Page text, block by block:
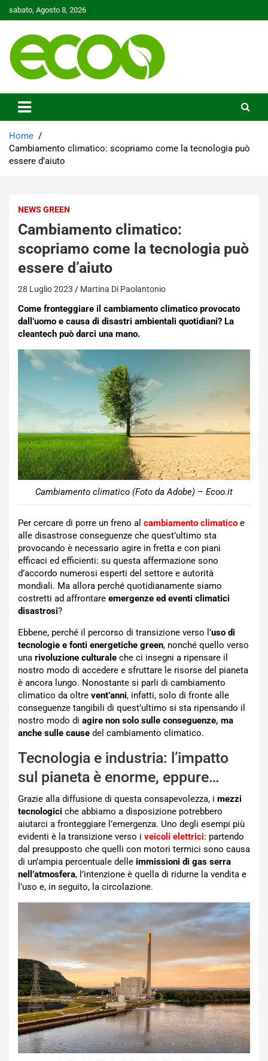
to
sabato, Agosto 8, 2026
Ecoo.it
Home
Cambiamento climatico: scopriamo come la tecnologia può
essere d’aiuto
NEWS GREEN
Cambiamento climatico:
scopriamo come la tecnologia può
essere d’aiuto
28 Luglio 2023 Martina Di Paolantonio
Come fronteggiare il cambiamento climatico provocato
dall’uomo e causa di disastri ambientali quotidiani? La
cleantech può darci una mano.
Cambiamento climatico (Foto da Adobe) – Ecoo.it
Per cercare di porre un freno al cambiamento climatico e
alle disastrose conseguenze che quest’ultimo sta
provocando è necessario agire in fretta e con piani
efficaci ed efficienti: su questa affermazione sono
d’accordo numerosi esperti del settore e autorità
mondiali. Ma allora perché quotidianamente siamo
costretti ad affrontare emergenze ed eventi climatici
disastrosi?
Ebbene, perché il percorso di transizione verso l’uso di
tecnologie e fonti energetiche green, nonché quello verso
una rivoluzione culturale che ci insegni a ripensare il
nostro modo di accedere e sfruttare le risorse del pianeta
è ancora lungo. Nonostante si parli di cambiamento
climatico da oltre vent’anni, infatti, solo di fronte alle
conseguenze tangibili di quest’ultimo si sta ripensando il
nostro modo di agire non solo sulle conseguenze, ma
anche sulle cause del cambiamento climatico.
Tecnologia e industria: l’impatto
sul pianeta è enorme, eppure…
Grazie alla diffusione di questa consapevolezza, i mezzi
tecnologici che abbiamo a disposizione potrebbero
aiutarci a fronteggiare l’emergenza. Uno degli esempi più
evidenti è la transizione verso i veicoli elettrici: partendo
dal presupposto che quelli con motori termici sono causa
di un’ampia percentuale delle immissioni di gas serra
nell’atmosfera, l’intenzione è quella di ridurne la vendita e
l’uso e, in seguito, la circolazione.